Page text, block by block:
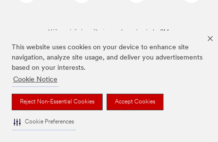
This website uses cookies on your device to enhance site
navigation, analyze site usage, and deliver you advertisements
based on your interests.
Cookie Notice
Reject Non-Essential Cookies Accept Cookies
Cookie Preferences
Výše zmíněné značky jsou ochranné známky 3M.